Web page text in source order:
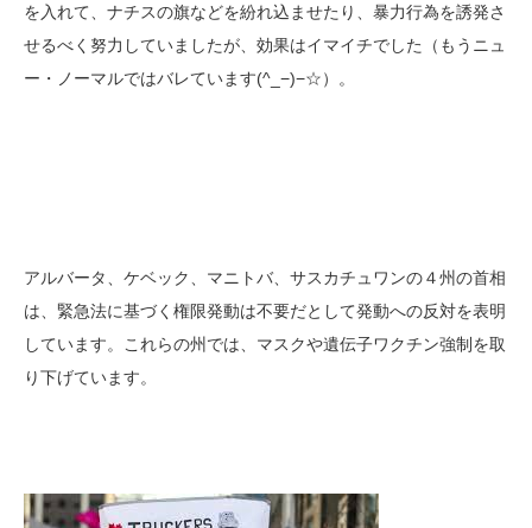
を入れて、ナチスの旗などを紛れ込ませたり、暴力行為を誘発さ
せるべく努力していましたが、効果はイマイチでした（もうニュ
ー・ノーマルではバレています(^_−)−☆）。
アルバータ、ケベック、マニトバ、サスカチュワンの４州の首相
は、緊急法に基づく権限発動は不要だとして発動への反対を表明
しています。これらの州では、マスクや遺伝子ワクチン強制を取
り下げています。